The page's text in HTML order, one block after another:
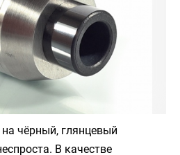
чёрный, глянцевый
В качестве